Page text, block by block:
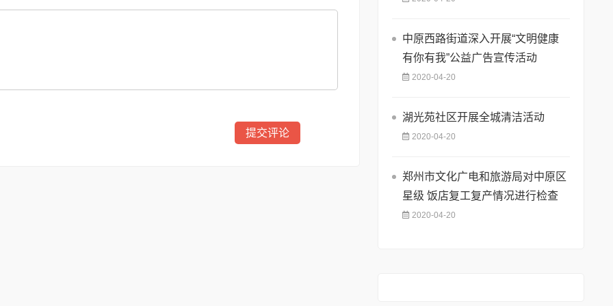
中原西路街道深入开展“文明健康
有你有我”公益广告宣传活动
2020-04-20
湖光苑社区开展全城清洁活动
2020-04-20
郑州市文化广电和旅游局对中原区
星级 饭店复工复产情况进行检查
2020-04-20